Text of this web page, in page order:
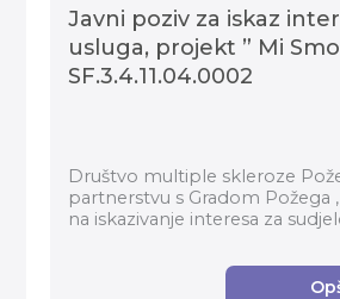
Javni poziv za iskaz
usluga, projekt ” Mi
SF.3.4.11.04.0002
Društvo multiple skleroze
partnerstvu s Gradom
na iskazivanje interesa za